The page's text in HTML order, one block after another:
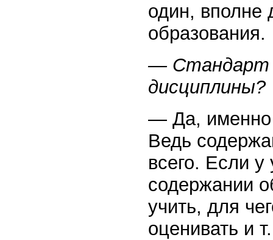
один, вполне
образования.
— Стандарт
дисциплины?
— Да, именно
Ведь
всего. Если у
содержании
учить, для
оценивать и